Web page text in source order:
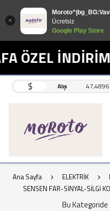
Ücretsiz
Google Play Store
İNDİRİM
$ Alış 47,4896
Ana Sayfa ELEKTRİK
SENSEN FAR-SİNYAL-SİLGİ
Bu Kategoride